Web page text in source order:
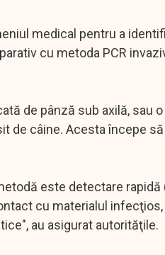
medical pentru a
cu metoda PCR
de pânză sub axilă, sau
de câine. Acesta începe
este detectare
cu materialul
au asigurat autorităţile.